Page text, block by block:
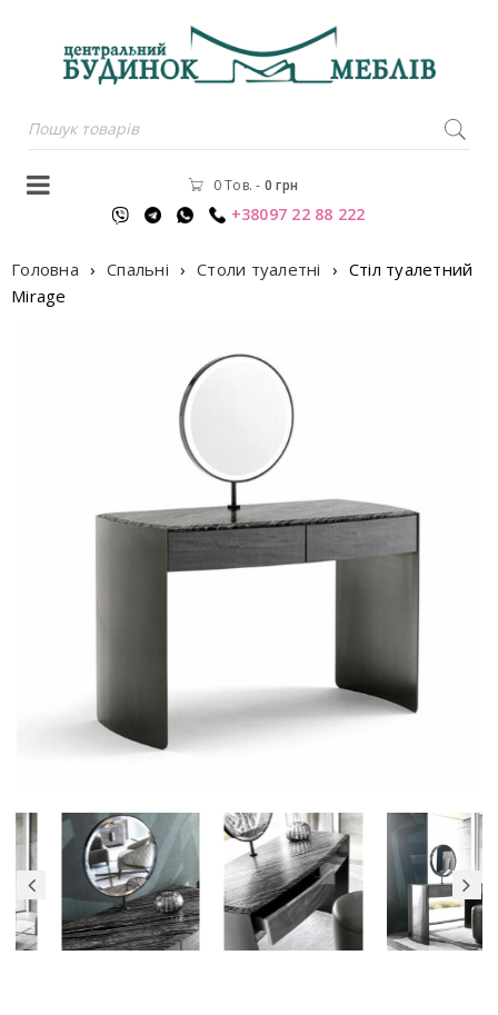
0 Тов. - 0грн
+38097 22 88 222
Головна › Спальні › Столи туалетні › Стiл туалетний
Mirage